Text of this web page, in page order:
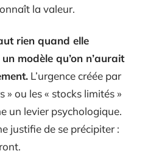
la valeur.
rien quand elle
modèle qu’on n’aurait
L’urgence créée par
» ou les « stocks limités »
un levier psychologique.
justifie de se précipiter :